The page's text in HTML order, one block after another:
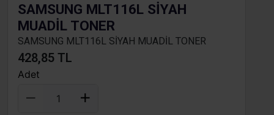
SAMSUNG MLT116L SİYAH
MUADİL TONER
SAMSUNG MLT116L SİYAH MUADİL TONER
428,85 TL
Adet